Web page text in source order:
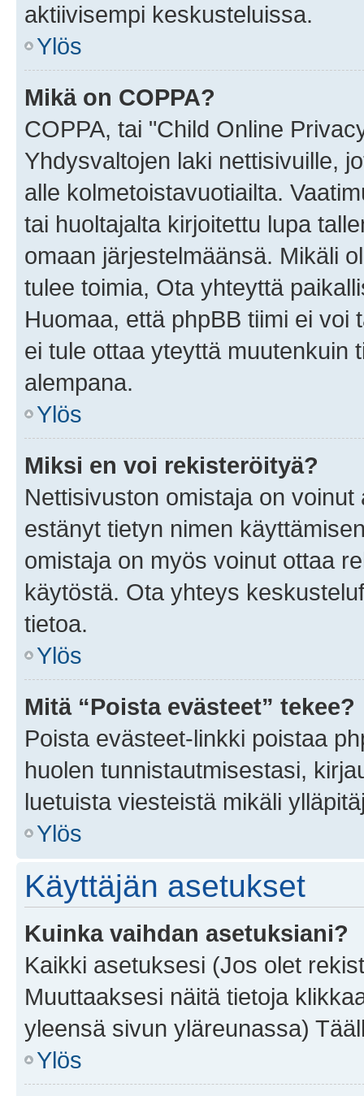
aktiivisempi keskusteluissa.
Ylös
Mikä on COPPA?
COPPA, tai "Child Online
Yhdysvaltojen laki nettisivuille,
alle kolmetoistavuotiailta.
tai huoltajalta kirjoitettu lupa
omaan järjestelmäänsä. Mikäli
tulee toimia, Ota yhteyttä
Huomaa, että phpBB tiimi ei
ei tule ottaa yteyttä muutenkuin
alempana.
Ylös
Miksi en voi rekisteröityä?
Nettisivuston omistaja on
estänyt tietyn nimen
omistaja on myös voinut ottaa
käytöstä. Ota yhteys
tietoa.
Ylös
Mitä “Poista evästeet” tekee?
Poista evästeet-linkki poistaa
huolen tunnistautmisestasi,
luetuista viesteistä mikäli
Ylös
Käyttäjän asetukset
Kuinka vaihdan asetuksiani?
Kaikki asetuksesi (Jos olet
Muuttaaksesi näitä tietoja
yleensä sivun yläreunassa)
Ylös